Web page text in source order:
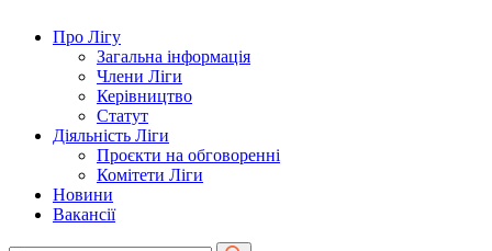
Про Лігу
Загальна інформація
Члени Ліги
Керівництво
Статут
Діяльність Ліги
Проєкти на обговоренні
Комітети Ліги
Новини
Вакансії